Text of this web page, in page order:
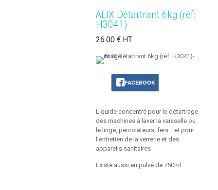
ALIX Détartrant 6kg (réf:
H3041)
26.00 € HT
FACEBOOK
Liquide concentré pour le détartrage
des machines à laver la vaisselle ou
le linge, percolateurs, fers… et pour
l’entretien de la verrerie et des
appareils sanitaires
Existe aussi en pulvé de 750ml